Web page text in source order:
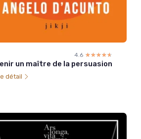
4.6 ☆☆☆☆☆
★★★★★
un maître de la persuasion
détail